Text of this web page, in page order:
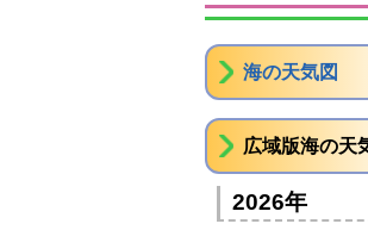
海の天気図
広域版海の天
2026年